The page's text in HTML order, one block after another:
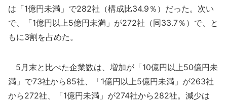
は「1億円未満」で282社（構成比34.9％）だった。次い
で、「1億円以上5億円未満」が272社（同33.7％）で、と
もに3割を占めた。
5月末と比べた企業数は、増加が「10億円以上50億円未
満」で73社から85社、「1億円以上5億円未満」が263社
から272社、「1億円未満」が274社から282社。減少は